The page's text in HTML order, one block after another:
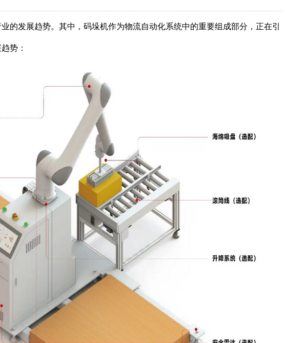
的发展趋势。其中，码垛机作为物流自动化系统中的重要组成部分，正在引
势：